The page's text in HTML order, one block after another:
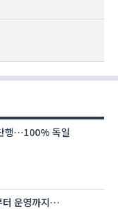
행…100% 독일
터 운영까지…